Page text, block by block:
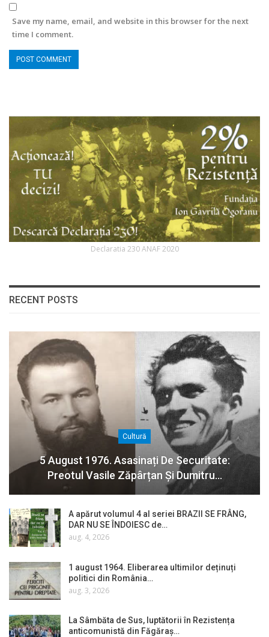
Save my name, email, and website in this browser for the next
time I comment.
Declaratia 230 ANAF 2020
RECENT POSTS
Cultură
5 August 1976. Asasinați De Securitate:
Preotul Vasile Zăpârțan Și Dumitru…
A apărut volumul 4 al seriei BRAZII SE FRÂNG,
DAR NU SE ÎNDOIESC de…
aug. 4, 2026
1 august 1964. Eliberarea ultimilor deținuți
politici din România…
aug. 3, 2026
La Sâmbăta de Sus, luptătorii în Rezistența
anticomunistă din Făgăraș…